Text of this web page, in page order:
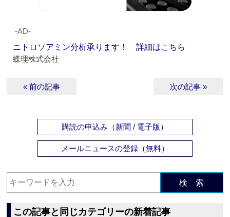
‐AD‐
ニトロソアミン分析承ります！ 詳細はこちら
蝶理株式会社
« 前の記事 次の記事 »
購読の申込み（新聞 / 電子版）
メールニュースの登録（無料）
検 索
この記事と同じカテゴリーの新着記事